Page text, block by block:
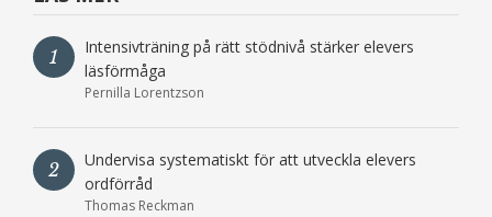
1
Intensivträning på rätt stödnivå stärker elevers
läsförmåga
Pernilla Lorentzson
2
Undervisa systematiskt för att utveckla elevers
ordförråd
Thomas Reckman